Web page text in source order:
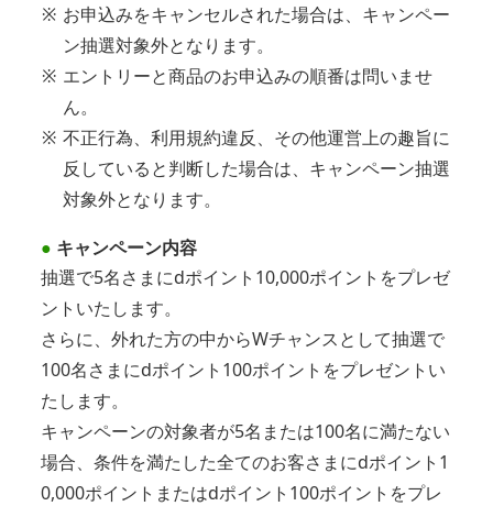
※ お申込みをキャンセルされた場合は、キャンペー
ン抽選対象外となります。
※ エントリーと商品のお申込みの順番は問いませ
ん。
※ 不正行為、利用規約違反、その他運営上の趣旨に
反していると判断した場合は、キャンペーン抽選
対象外となります。
● キャンペーン内容
抽選で5名さまにdポイント10,000ポイントをプレゼ
ントいたします。
さらに、外れた方の中からWチャンスとして抽選で
100名さまにdポイント100ポイントをプレゼントい
たします。
キャンペーンの対象者が5名または100名に満たない
場合、条件を満たした全てのお客さまにdポイント1
0,000ポイントまたはdポイント100ポイントをプレ